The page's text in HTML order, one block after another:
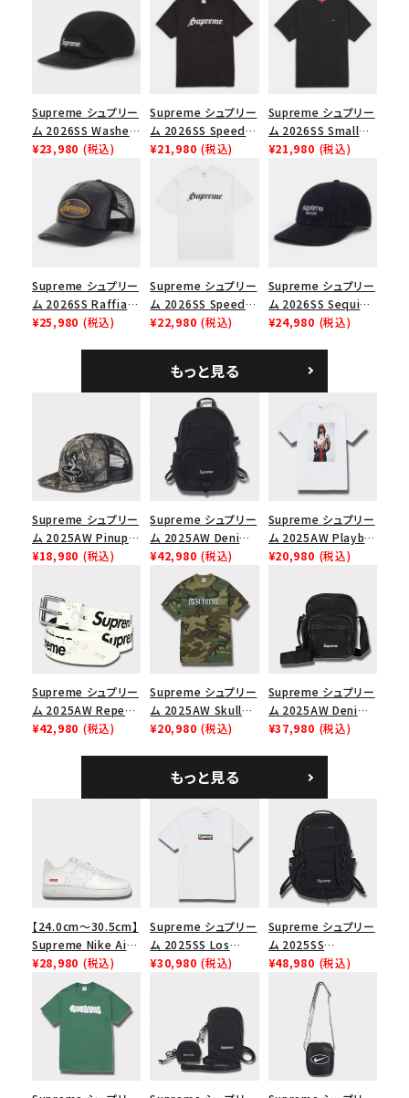
カテゴリーから探す
コラボレーションブランドから探す
シーズンから探す
並び順
価格から探す
円 ～
円
在庫のない商品を表示する
絞り込んで検索する
Supreme シュプリー
ム 2026SS Washed
Chino Twill Camp
ノツイル キャンプキャ
ップ ブラック
¥23,980 (税込)
Supreme シュプリー
ム 2026SS Speed
Tee スピードTシャツ
¥21,980 (税込)
Supreme シュプリー
ム 2026SS Small
Box Tee スモールボ
¥21,980 (税込)
Supreme シュプリー
ム 2026SS Raffia
Mesh Back 5-Panel
¥25,980 (税込)
Supreme シュプリー
ム 2026SS Speed
Tee スピードTシャツ
¥22,980 (税込)
Supreme シュプリー
ム 2026SS Sequin
Denim Classic
シックロゴ 6パネルキ
ャップ ブラック
¥24,980 (税込)
もっと見る
Supreme シュプリー
ム 2025AW Pinup
Mesh Back 5-Panel
ュバック 5パネルキャ
ップ トゥルーティン
バーHTC フォールカ
¥18,980 (税込)
Supreme シュプリー
ム 2025AW Denim
Backpack デニム バ
ックパック ブラック
¥42,980 (税込)
Supreme シュプリー
ム 2025AW Playboi
Carti Tee プレイボ
¥20,980 (税込)
Supreme シュプリー
ム 2025AW Repeat
Leather Belt リピー
¥42,980 (税込)
Supreme シュプリー
ム 2025AW Skull
Tee スカル Tシャ
¥20,980 (税込)
Supreme シュプリー
ム 2025AW Denim
Shoulder Bag デニ
¥37,980 (税込)
もっと見る
【24.0cm～30.5cm】
Supreme Nike Air
Force 1 Low シュプ
リーム ナイキエアフォ
ース１スニーカー シ
ューズ ホワイト
¥28,980 (税込)
Supreme シュプリー
ム 2025SS Los
Angeles Fire Relief
スロゴTシャツ ホワ
¥30,980 (税込)
Supreme シュプリー
ム 2025SS
Backpack バックパッ
ク ブラック 黒
¥48,980 (税込)